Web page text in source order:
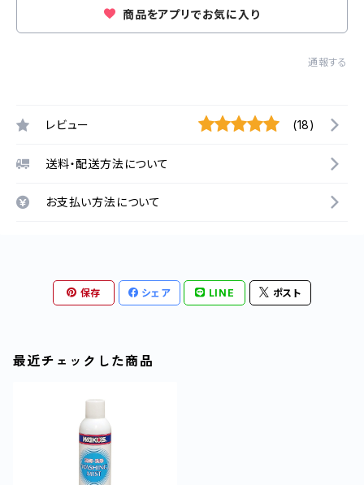
商品をアプリでお気に入り
通報する
レビュー (18)
送料・配送方法について
お支払い方法について
保存 シェア LINE ポスト
最近チェックした商品